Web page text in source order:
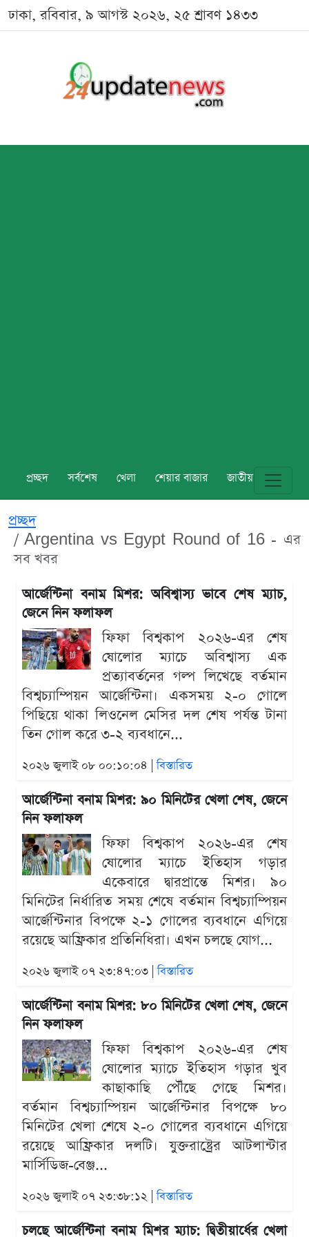
ঢাকা, রবিবার, ৯ আগস্ট ২০২৬, ২৫ শ্রাবণ ১৪৩৩
প্রচ্ছদ সর্বশেষ খেলা শেয়ার বাজার জাতীয় বিশ্ব
প্রচ্ছদ
Argentina vs Egypt Round of 16 - এর
সব খবর
আর্জেন্টিনা বনাম মিশর: অবিশ্বাস্য ভাবে শেষ ম্যাচ,
জেনে নিন ফলাফল
ফিফা বিশ্বকাপ ২০২৬-এর শেষ
ষোলোর ম্যাচে অবিশ্বাস্য এক
প্রত্যাবর্তনের গল্প লিখেছে বর্তমান
বিশ্বচ্যাম্পিয়ন আর্জেন্টিনা। একসময় ২-০ গোলে
পিছিয়ে থাকা লিওনেল মেসির দল শেষ পর্যন্ত টানা
তিন গোল করে ৩-২ ব্যবধানে...
২০২৬ জুলাই ০৮ ০০:১০:০৪ |বিস্তারিত
আর্জেন্টিনা বনাম মিশর: ৯০ মিনিটের খেলা শেষ, জেনে
নিন ফলাফল
ফিফা বিশ্বকাপ ২০২৬-এর শেষ
ষোলোর ম্যাচে ইতিহাস গড়ার
একেবারে দ্বারপ্রান্তে মিশর। ৯০
মিনিটের নির্ধারিত সময় শেষে বর্তমান বিশ্বচ্যাম্পিয়ন
আর্জেন্টিনার বিপক্ষে ২-১ গোলের ব্যবধানে এগিয়ে
রয়েছে আফ্রিকার প্রতিনিধিরা। এখন চলছে যোগ...
২০২৬ জুলাই ০৭ ২৩:৪৭:০৩ |বিস্তারিত
আর্জেন্টিনা বনাম মিশর: ৮০ মিনিটের খেলা শেষ, জেনে
নিন ফলাফল
ফিফা বিশ্বকাপ ২০২৬-এর শেষ
ষোলোর ম্যাচে ইতিহাস গড়ার খুব
কাছাকাছি পৌঁছে গেছে মিশর।
বর্তমান বিশ্বচ্যাম্পিয়ন আর্জেন্টিনার বিপক্ষে ৮০
মিনিটের খেলা শেষে ২-০ গোলের ব্যবধানে এগিয়ে
রয়েছে আফ্রিকার দলটি। যুক্তরাষ্ট্রের আটলান্টার
মার্সিডিজ-বেঞ্জ...
২০২৬ জুলাই ০৭ ২৩:৩৮:১২ |বিস্তারিত
চলছে আর্জেন্টিনা বনাম মিশর ম্যাচ: দ্বিতীয়ার্ধের খেলা